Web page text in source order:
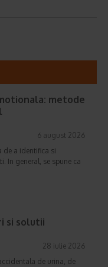
metode
6 august 2026
de a identifica si
In general, se spune ca
si solutii
28 iulie 2026
de urina, de